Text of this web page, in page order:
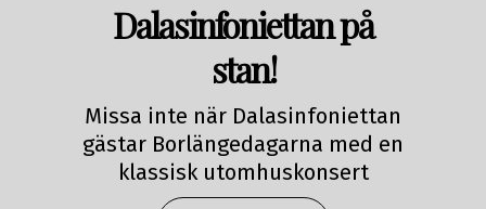
Dalasinfoniettan på
stan!
Missa inte när Dalasinfoniettan
gästar Borlängedagarna med en
klassisk utomhuskonsert